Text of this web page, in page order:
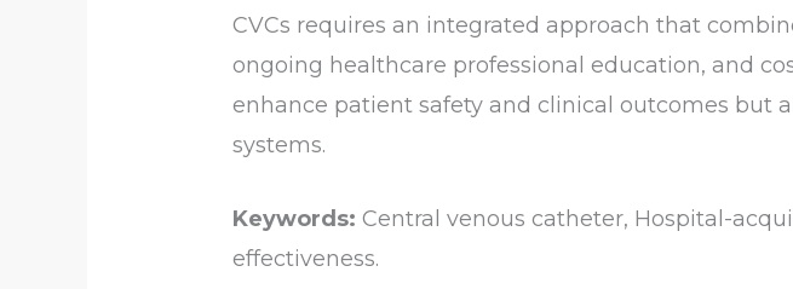
CVCs requires an integrated approach that
ongoing healthcare professional education, and
enhance patient safety and clinical outcomes but
systems.
Keywords:Central venous catheter, Hospital-
effectiveness.